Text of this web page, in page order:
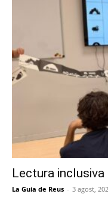
Lectura inclusiva
La Guia de Reus - 3 agost,